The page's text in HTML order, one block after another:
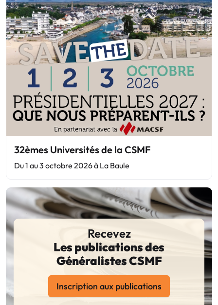
32èmes Universités de la CSMF
Du 1 au 3 octobre 2026 à La Baule
Recevez
Les publications des
Généralistes CSMF
Inscription aux publications